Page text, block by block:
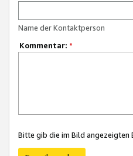
Name der Kontaktperson
Kommentar: *
Bitte gib die im Bild angezeigten